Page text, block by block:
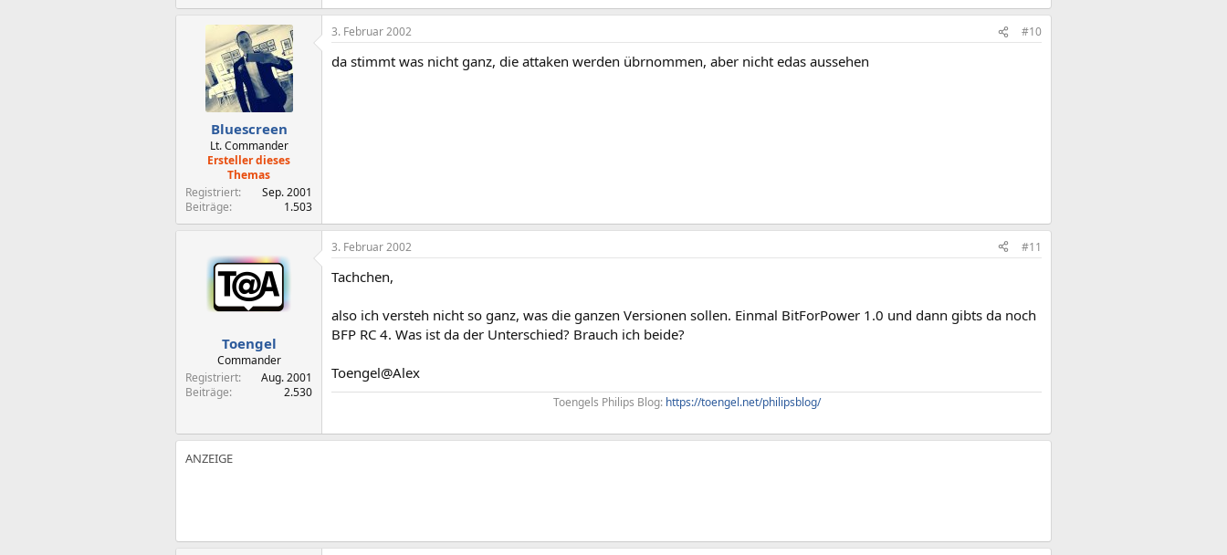
Bluescreen
Lt. Commander
Ersteller dieses
Themas
Registriert
Sep. 2001
Beiträge
1.503
3. Februar 2002 #10
da stimmt was nicht ganz, die attaken werden übrnommen, aber nicht edas aussehen
Toengel
Commander
Registriert
Aug. 2001
Beiträge
2.530
3. Februar 2002 #11
Tachchen,
also ich versteh nicht so ganz, was die ganzen Versionen sollen. Einmal BitForPower 1.0 und dann gibts da noch
BFP RC 4. Was ist da der Unterschied? Brauch ich beide?
Toengel@Alex
Toengels Philips Blog: https://toengel.net/philipsblog/